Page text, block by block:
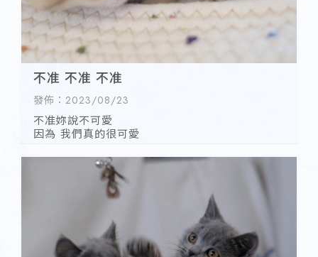
不准 不准 不准
發佈：2023/08/23
不准妳說不可愛
因為 我們真的很可愛